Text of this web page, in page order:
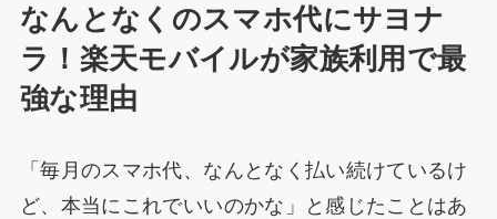
なんとなくのスマホ代にサヨナ
ラ！楽天モバイルが家族利用で最
強な理由
「毎月のスマホ代、なんとなく払い続けているけ
ど、本当にこれでいいのかな」と感じたことはあ